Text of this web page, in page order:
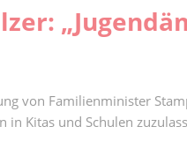
Dr.
von Familienminister
in Kitas und Schulen